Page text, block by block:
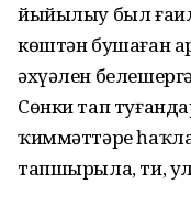
йыйылыу был
көштән бушаған
әхүәлен
Сөнки тап
ҡиммәттәре
тапшырыла, ти,